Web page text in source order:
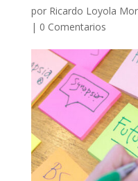
por Ricardo Loyola
| 0 Comentarios